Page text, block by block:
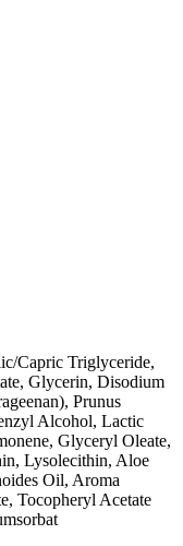
Capric Triglyceride,
Glycerin, Disodium
Prunus
Alcohol, Lactic
Glyceryl Oleate,
Lysolecithin, Aloe
Oil, Aroma
Tocopheryl Acetate